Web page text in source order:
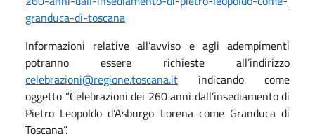
granduca-di-toscana
Informazioni relative all’avviso e agli adempimenti
potranno essere richieste all’indirizzo
celebrazioni@regione.toscana.it indicando come
oggetto “Celebrazioni dei 260 anni dall’insediamento di
Pietro Leopoldo d’Asburgo Lorena come Granduca di
Toscana”.